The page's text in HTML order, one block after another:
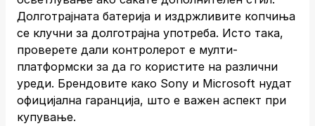
Долготрајната батерија и издржливите копчиња
се клучни за долготрајна употреба. Исто така,
проверете дали контролерот е мулти-
платформски за да го користите на различни
уреди. Брендовите како Sony и Microsoft нудат
официјална гаранција, што е важен аспект при
купување.